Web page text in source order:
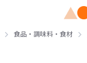
食品・調味料・食材